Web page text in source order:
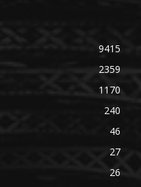
9415
2359
1170
240
46
27
26